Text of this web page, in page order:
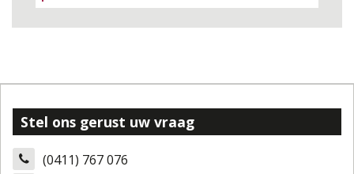
Stel ons gerust uw vraag
(0411) 767 076